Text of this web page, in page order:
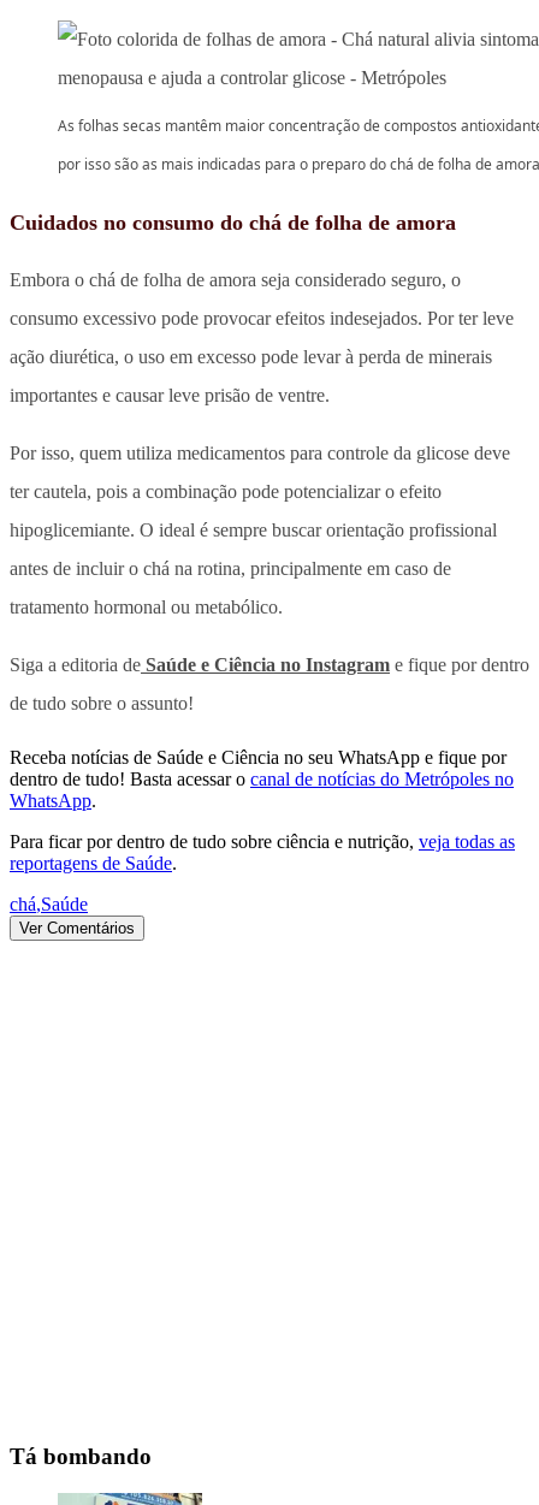
As folhas secas mantêm maior concentração de compostos
por isso são as mais indicadas para o preparo do chá de folha de amora
Cuidados no consumo do chá de folha de amora
Embora o chá de folha de amora seja considerado seguro, o
consumo excessivo pode provocar efeitos indesejados. Por ter leve
ação diurética, o uso em excesso pode levar à perda de minerais
importantes e causar leve prisão de ventre.
Por isso, quem utiliza medicamentos para controle da glicose deve
ter cautela, pois a combinação pode potencializar o efeito
hipoglicemiante. O ideal é sempre buscar orientação profissional
antes de incluir o chá na rotina, principalmente em caso de
tratamento hormonal ou metabólico.
Siga a editoria de Saúde e Ciência no Instagram e fique por dentro
de tudo sobre o assunto!
Receba notícias de Saúde e Ciência no seu WhatsApp e fique por
dentro de tudo! Basta acessar o canal de notícias do Metrópoles no
WhatsApp.
Para ficar por dentro de tudo sobre ciência e nutrição, veja todas as
reportagens de Saúde.
chá,Saúde
Ver Comentários
Tá bombando